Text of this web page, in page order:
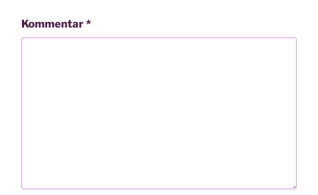
Kommentar*